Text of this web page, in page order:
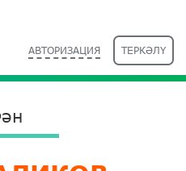
АВТОРИЗАЦИЯ ТЕРКӘЛҮ